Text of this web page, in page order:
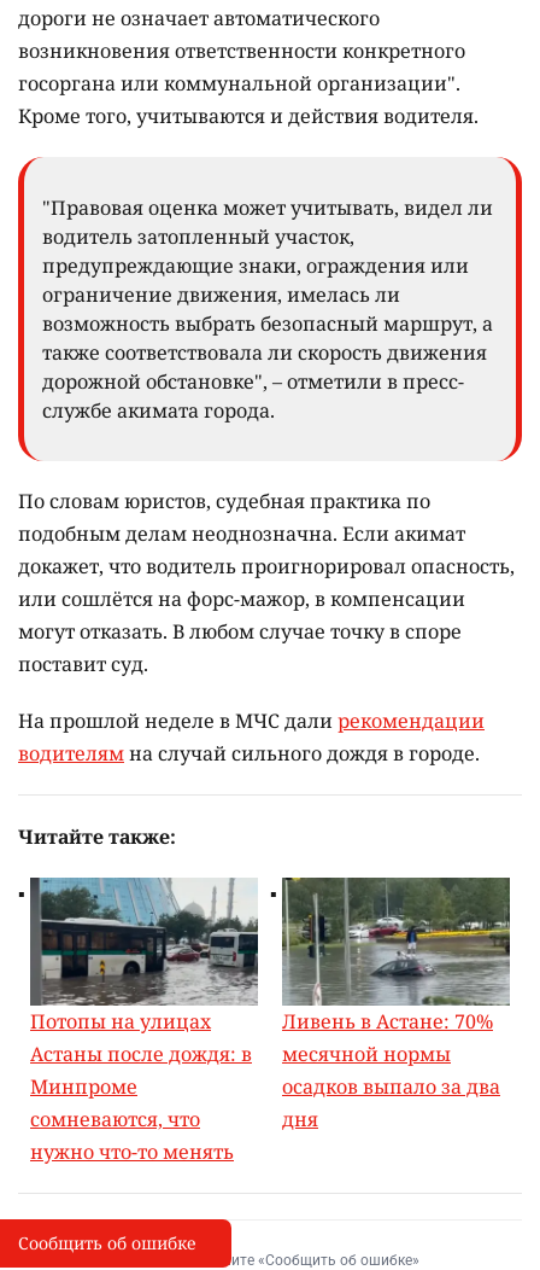
дороги не означает автоматического
возникновения ответственности конкретного
госоргана или коммунальной организации".
Кроме того, учитываются и действия водителя.
"Правовая оценка может учитывать, видел ли
водитель затопленный участок,
предупреждающие знаки, ограждения или
ограничение движения, имелась ли
возможность выбрать безопасный маршрут, а
также соответствовала ли скорость движения
дорожной обстановке", – отметили в пресс-
службе акимата города.
По словам юристов, судебная практика по
подобным делам неоднозначна. Если акимат
докажет, что водитель проигнорировал опасность,
или сошлётся на форс-мажор, в компенсации
могут отказать. В любом случае точку в споре
поставит суд.
На прошлой неделе в МЧС далирекомендации
водителямна случай сильного дождя в городе.
Читайте также:
Потопы на улицах
Астаны после дождя: в
Минпроме
сомневаются, что
нужно что-то менять
Ливень в Астане: 70%
месячной нормы
осадков выпало за два
дня
I
Сообщить об опечатке
Выделите фрагмент и нажмите «Сообщить об ошибке»
Сообщить об ошибке